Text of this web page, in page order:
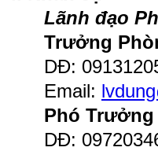
Lãnh đạo
Trưởng
DĐ:
Email:
Phó Trưởng
DĐ: